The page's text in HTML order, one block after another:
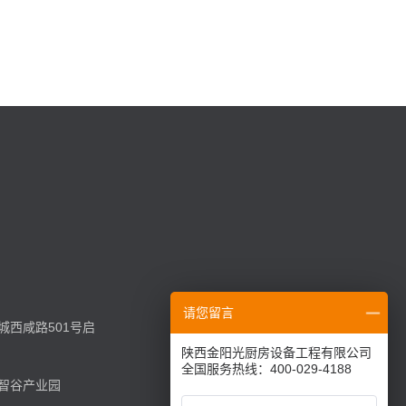
西咸路501号启
谷产业园
请您留言
陕西金阳光厨房设备工程有限公司
全国服务热线：400-029-4188